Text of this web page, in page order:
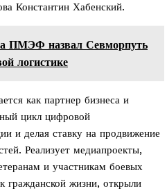
Константин Хабенский.
ПМЭФ назвал Севморпуть
логистике
как партнер бизнеса и
цикл цифровой
и делая ставку на продвижение
Реализует медиапроекты,
и участникам боевых
гражданской жизни, открыли